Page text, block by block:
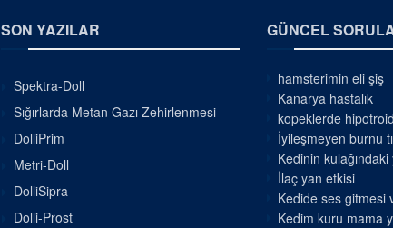
SON YAZILAR
Spektra-Doll
Sığırlarda Metan Gazı Zehirlenmesi
DolliPrim
Metri-Doll
DolliSipra
Dolli-Prost
GÜNCEL
hamsterimin eli şiş
Kanarya hastalık
kopeklerde
İyileşmeyen burnu
Kedinin kulağındaki
İlaç yan etkisi
Kedide ses gitmesi
Kedim kuru mama